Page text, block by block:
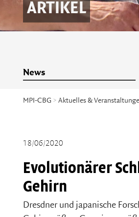
ARTIKEL
News
MPI-CBG > Aktuelles &
18/06/2020
Evolutionärer
Gehirn
Dresdner und japanische